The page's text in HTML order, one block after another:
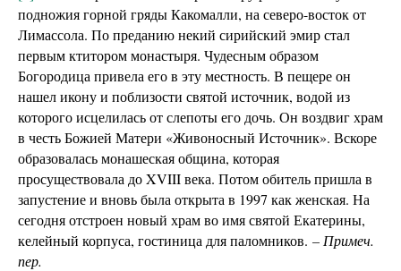
подножия горной гряды Какомалли, на северо-восток от
Лимассола. По преданию некий сирийский эмир стал
первым ктитором монастыря. Чудесным образом
Богородица привела его в эту местность. В пещере он
нашел икону и поблизости святой источник, водой из
которого исцелилась от слепоты его дочь. Он воздвиг храм
в честь Божией Матери «Живоносный Источник». Вскоре
образовалась монашеская община, которая
просуществовала до XVIII века. Потом обитель пришла в
запустение и вновь была открыта в 1997 как женская. На
сегодня отстроен новый храм во имя святой Екатерины,
келейный корпуса, гостиница для паломников. – Примеч.
пер.